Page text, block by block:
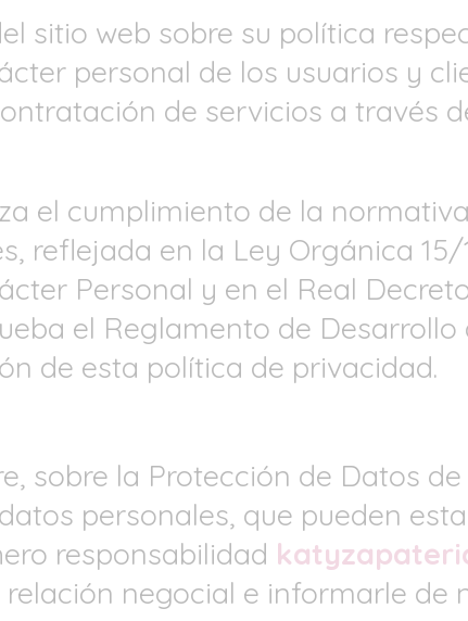
sitio web sobre su política
personal de los usuarios y
de servicios a través
el cumplimiento de la
reflejada en la Ley Orgánica 15/
Personal y en el Real
el Reglamento de Desarrollo
de esta política de privacidad.
sobre la Protección de Datos
personales, que pueden
responsabilidad
negocial e informarle de